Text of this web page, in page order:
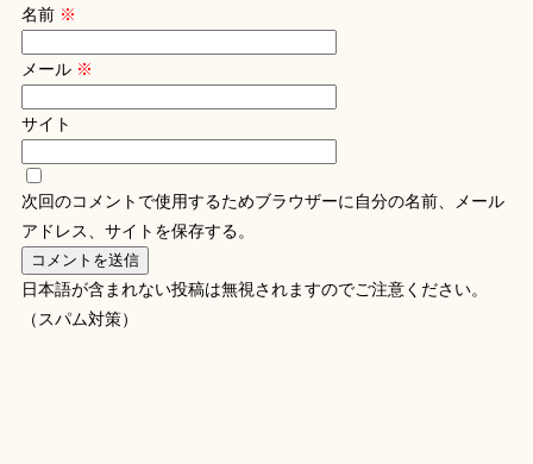
名前 ※
メール ※
サイト
次回のコメントで使用するためブラウザーに自分の名前、メール
アドレス、サイトを保存する。
日本語が含まれない投稿は無視されますのでご注意ください。
（スパム対策）